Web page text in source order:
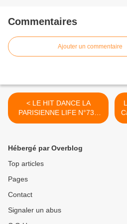
Commentaires
Ajouter un commentaire
< LE HIT DANCE LA
PARISIENNE LIFE N°73 -
04 AOUT 2017
Hébergé par Overblog
Top articles
Pages
Contact
Signaler un abus